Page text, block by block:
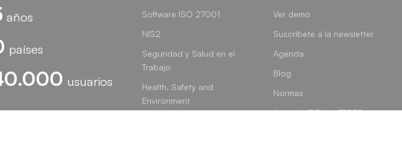
años
países
usuarios
Software ISO 27001
NIS2
Seguridad y Salud en el
Trabajo
Health, Safety and
Environment
Ver demo
Suscríbete a la newsletter
Agenda
Blog
Normas
Agencia IDEA – FEDER